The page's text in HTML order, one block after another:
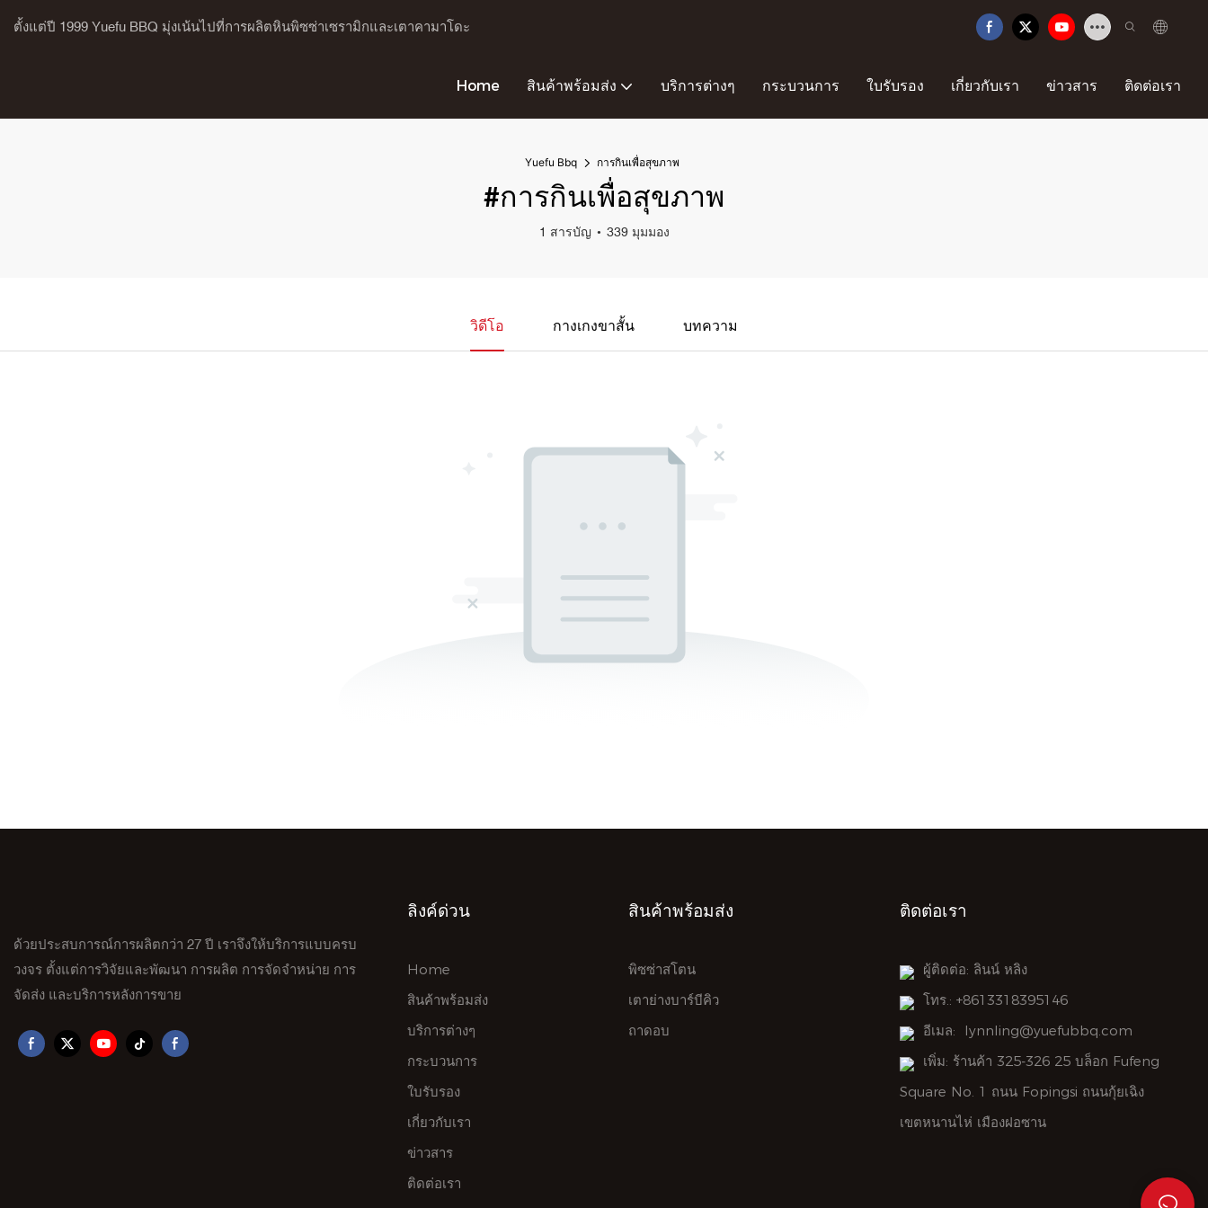
ตั้งแต่ปี 1999 Yuefu BBQ มุ่งเน้นไปที่การผลิตหินพิซซ่าเซรามิกและเตาคามาโดะ
Home สินค้าพร้อมส่ง บริการต่างๆ กระบวนการ ใบรับรอง เกี่ยวกับเรา ข่าวสาร ติดต่อเรา
Yuefu Bbq การกินเพื่อสุขภาพ
#การกินเพื่อสุขภาพ
1 สารบัญ 339 มุมมอง
วิดีโอ กางเกงขาสั้น บทความ
ด้วยประสบการณ์การผลิตกว่า 27 ปี เราจึงให้บริการแบบครบ
วงจร ตั้งแต่การวิจัยและพัฒนา การผลิต การจัดจำหน่าย การ
จัดส่ง และบริการหลังการขาย
ลิงค์ด่วน
Home
สินค้าพร้อมส่ง
บริการต่างๆ
กระบวนการ
ใบรับรอง
เกี่ยวกับเรา
ข่าวสาร
ติดต่อเรา
สินค้าพร้อมส่ง
พิซซ่าสโตน
เตาย่างบาร์บีคิว
ถาดอบ
ติดต่อเรา
ผู้ติดต่อ: ลินน์ หลิง
โทร.: +8613318395146
อีเมล:
lynnling@yuefubbq.com
เพิ่ม: ร้านค้า 325-326 25 บล็อก Fufeng
Square No. 1 ถนน Fopingsi ถนนกุ้ยเฉิง
เขตหนานไห่ เมืองฝอซาน